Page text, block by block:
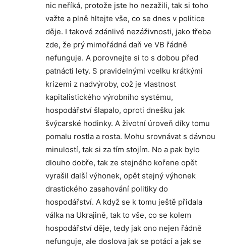
nic neříká, protože jste ho nezažili, tak si toho
važte a plně hltejte vše, co se dnes v politice
děje. I takové zdánlivé nezáživnosti, jako třeba
zde, že prý mimořádná daň ve VB řádně
nefunguje. A porovnejte si to s dobou před
patnácti lety. S pravidelnými vcelku krátkými
krizemi z nadvýroby, což je vlastnost
kapitalistického výrobního systému,
hospodářství šlapalo, oproti dnešku jak
švýcarské hodinky. A životní úroveň díky tomu
pomalu rostla a rosta. Mohu srovnávat s dávnou
minulostí, tak si za tím stojím. No a pak bylo
dlouho dobře, tak ze stejného kořene opět
vyrašil další výhonek, opět stejný výhonek
drastického zasahování politiky do
hospodářství. A když se k tomu ještě přidala
válka na Ukrajině, tak to vše, co se kolem
hospodářství děje, tedy jak ono nejen řádně
nefunguje, ale doslova jak se potácí a jak se